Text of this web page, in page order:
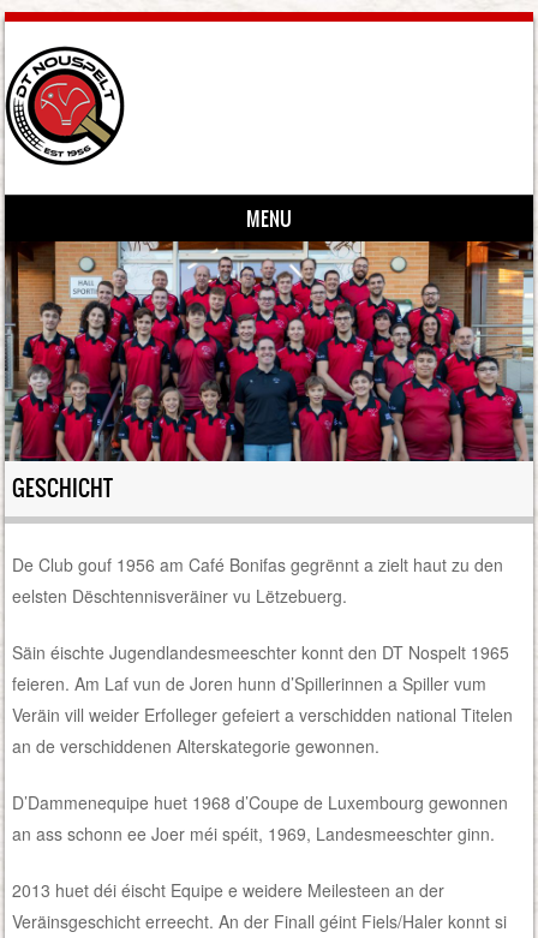
MENU
Skip to content
GESCHICHT
De Club gouf 1956 am Café Bonifas gegrënnt a zielt haut zu den
eelsten Dëschtennisveräiner vu Lëtzebuerg.
Säin éischte Jugendlandesmeeschter konnt den DT Nospelt 1965
feieren. Am Laf vun de Joren hunn d’Spillerinnen a Spiller vum
Veräin vill weider Erfolleger gefeiert a verschidden national Titelen
an de verschiddenen Alterskategorie gewonnen.
D’Dammenequipe huet 1968 d’Coupe de Luxembourg gewonnen
an ass schonn ee Joer méi spéit, 1969, Landesmeeschter ginn.
2013 huet déi éischt Equipe e weidere Meilesteen an der
Veräinsgeschicht erreecht. An der Finall géint Fiels/Haler konnt si